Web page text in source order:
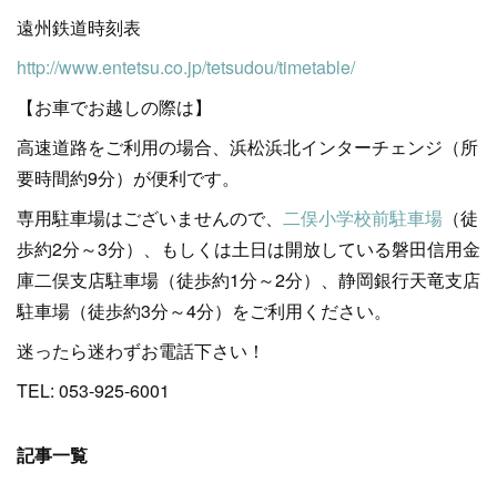
遠州鉄道時刻表
http://www.entetsu.co.jp/tetsudou/timetable/
【お車でお越しの際は】
高速道路をご利用の場合、浜松浜北インターチェンジ（所
要時間約9分）が便利です。
専用駐車場はございませんので、 二俣小学校前駐車場 （徒
歩約2分～3分）、もしくは土日は開放している磐田信用金
庫二俣支店駐車場（徒歩約1分～2分）、静岡銀行天竜支店
駐車場（徒歩約3分～4分）をご利用ください。
迷ったら迷わずお電話下さい！
TEL: 053-925-6001
記事一覧